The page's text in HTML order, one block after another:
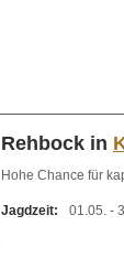
Rehbock in
Hohe Chance für
Jagdzeit: 01.05. -